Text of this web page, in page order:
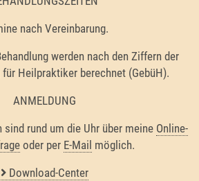
nach Vereinbarung.
werden nach den Ziffern der
für Heilpraktiker berechnet (GebüH).
ANMELDUNG
sind rund um die Uhr über meine Online-
oder per E-Mail möglich.
Download-Center